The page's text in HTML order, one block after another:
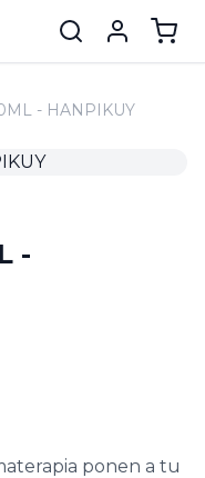
- HANPIKUY
-
ponen a tu